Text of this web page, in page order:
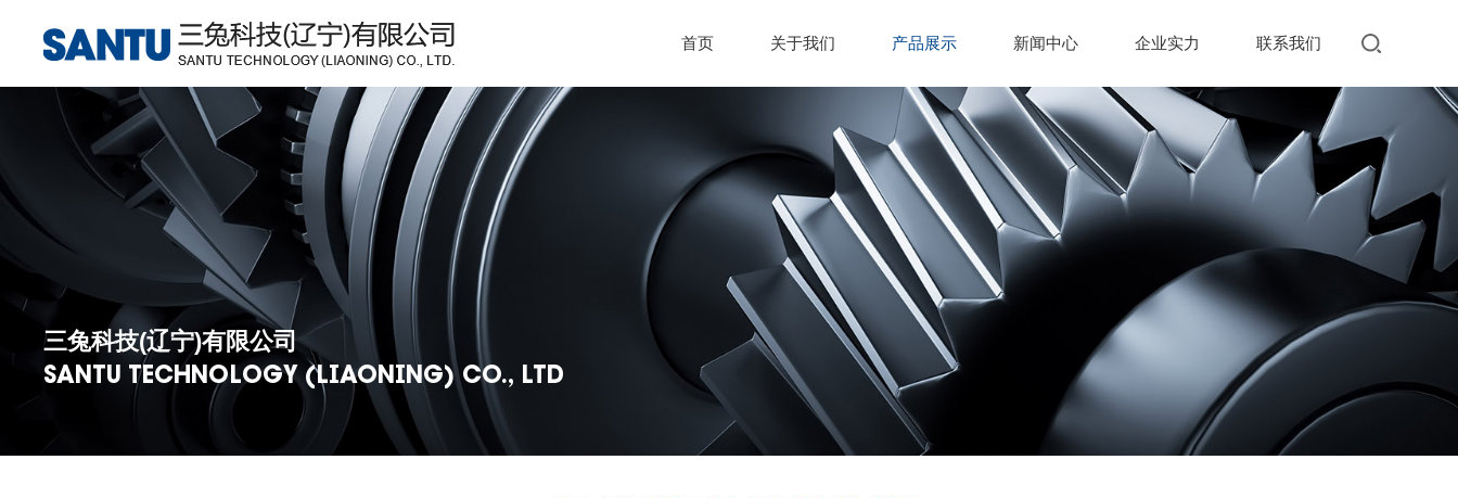
搜索
首页 关于我们 产品展示 新闻中心 企业实力 联系我们
三兔科技(辽宁)有限公司
SANTU TECHNOLOGY (LIAONING) CO., LTD